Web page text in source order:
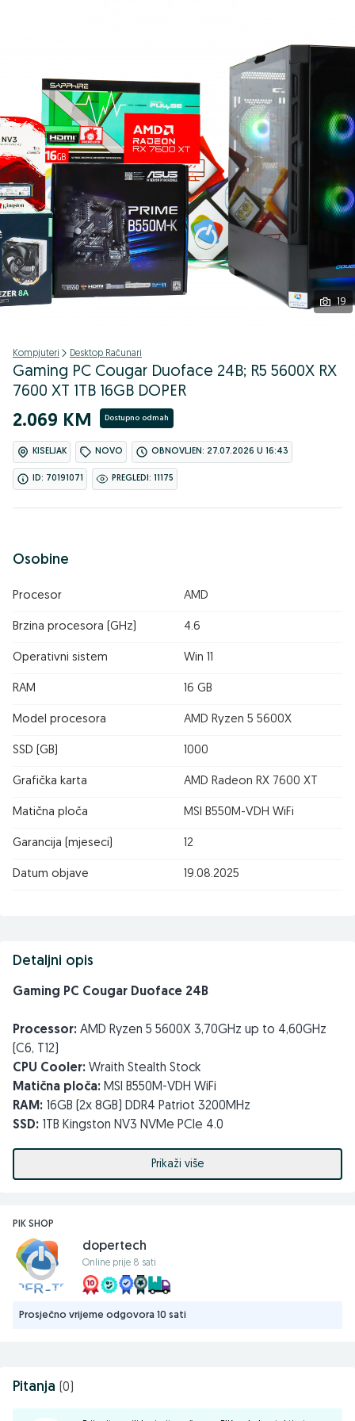
19
Kompjuteri Desktop Računari
Gaming PC Cougar Duoface 24B; R5 5600X RX
7600 XT 1TB 16GB DOPER
2.069 KM Dostupno odmah
KISELJAK NOVO OBNOVLJEN: 27.07.2026 U 16:43
ID: 70191071 PREGLEDI: 11175
Osobine
Procesor AMD
Brzina procesora (GHz) 4.6
Operativni sistem Win 11
RAM 16 GB
Model procesora AMD Ryzen 5 5600X
SSD (GB) 1000
Grafička karta AMD Radeon RX 7600 XT
Matična ploča MSI B550M-VDH WiFi
Garancija (mjeseci) 12
Datum objave 19.08.2025
Detaljni opis
Gaming PC Cougar Duoface 24B
Processor: AMD Ryzen 5 5600X 3,70GHz up to 4,60GHz
(C6, T12)
CPU Cooler: Wraith Stealth Stock
Matična ploča: MSI B550M-VDH WiFi
RAM: 16GB (2x 8GB) DDR4 Patriot 3200MHz
SSD: 1TB Kingston NV3 NVMe PCIe 4.0
Napajanje:Inter-Tech Argus 720W
Šifra: D6537
Napomene:
Moguće su sve izmjene u ponuđenim konfiguracijama!
GARANCIJA24 mjeseca!
HP Mostar —
Prikaži više
PIK SHOP
dopertech
Online prije 8 sati
Prosječno vrijeme odgovora 10 sati
Pitanja (0)